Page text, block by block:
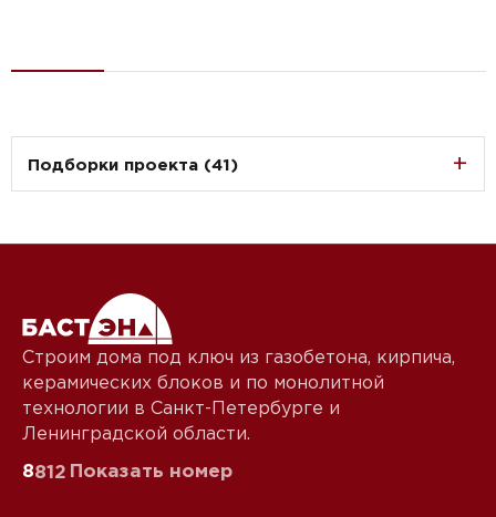
Подборки проекта (41)
Строим дома под ключ из газобетона, кирпича,
керамических блоков и по монолитной
технологии в Санкт-Петербурге и
Ленинградской области.
8812 Показать номер